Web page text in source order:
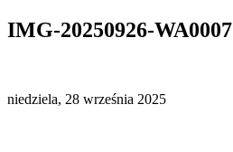
IMG-20250926-WA0007
niedziela, 28 września 2025